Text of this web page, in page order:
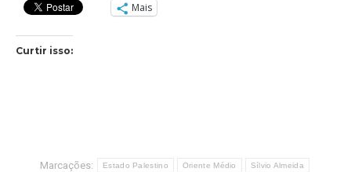
Mais
Curtir isso:
Marcações: Estado Palestino Oriente Médio Sílvio Almeida